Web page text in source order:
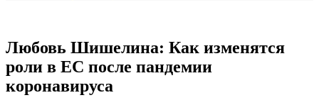
Любовь Шишелина: Как изменятся
роли в ЕС после пандемии
коронавируса